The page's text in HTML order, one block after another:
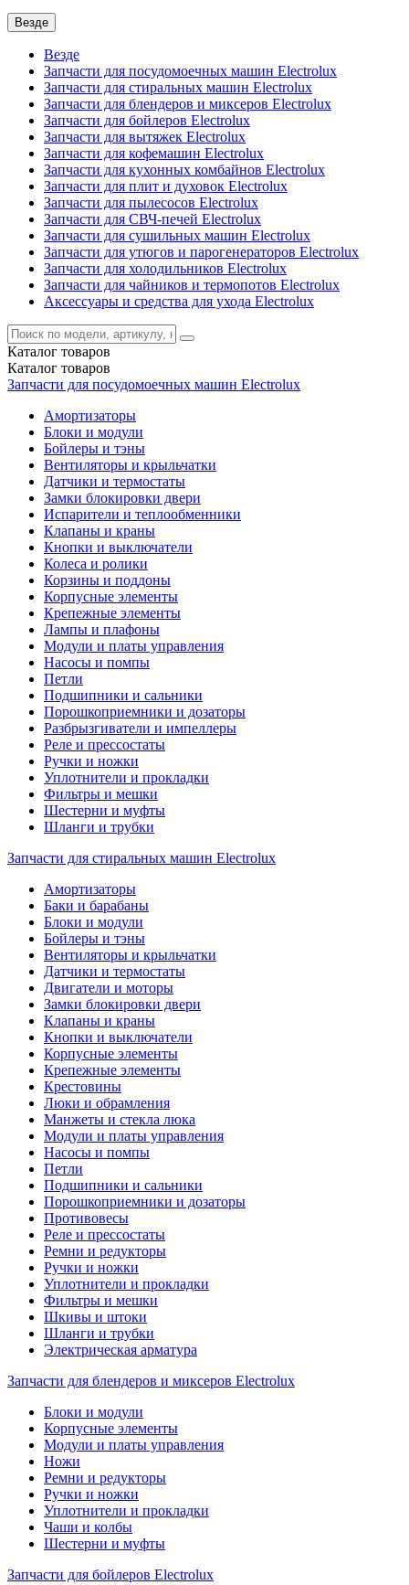
Везде
Везде
Запчасти для посудомоечных машин Electrolux
Запчасти для стиральных машин Electrolux
Запчасти для блендеров и миксеров Electrolux
Запчасти для бойлеров Electrolux
Запчасти для вытяжек Electrolux
Запчасти для кофемашин Electrolux
Запчасти для кухонных комбайнов Electrolux
Запчасти для плит и духовок Electrolux
Запчасти для пылесосов Electrolux
Запчасти для СВЧ-печей Electrolux
Запчасти для сушильных машин Electrolux
Запчасти для утюгов и парогенераторов Electrolux
Запчасти для холодильников Electrolux
Запчасти для чайников и термопотов Electrolux
Аксессуары и средства для ухода Electrolux
Каталог товаров
Каталог товаров
Запчасти для посудомоечных машин Electrolux
Амортизаторы
Блоки и модули
Бойлеры и тэны
Вентиляторы и крыльчатки
Датчики и термостаты
Замки блокировки двери
Испарители и теплообменники
Клапаны и краны
Кнопки и выключатели
Колеса и ролики
Корзины и поддоны
Корпусные элементы
Крепежные элементы
Лампы и плафоны
Модули и платы управления
Насосы и помпы
Петли
Подшипники и сальники
Порошкоприемники и дозаторы
Разбрызгиватели и импеллеры
Реле и прессостаты
Ручки и ножки
Уплотнители и прокладки
Фильтры и мешки
Шестерни и муфты
Шланги и трубки
Запчасти для стиральных машин Electrolux
Амортизаторы
Баки и барабаны
Блоки и модули
Бойлеры и тэны
Вентиляторы и крыльчатки
Датчики и термостаты
Двигатели и моторы
Замки блокировки двери
Клапаны и краны
Кнопки и выключатели
Корпусные элементы
Крепежные элементы
Крестовины
Люки и обрамления
Манжеты и стекла люка
Модули и платы управления
Насосы и помпы
Петли
Подшипники и сальники
Порошкоприемники и дозаторы
Противовесы
Реле и прессостаты
Ремни и редукторы
Ручки и ножки
Уплотнители и прокладки
Фильтры и мешки
Шкивы и штоки
Шланги и трубки
Электрическая арматура
Запчасти для блендеров и миксеров Electrolux
Блоки и модули
Корпусные элементы
Модули и платы управления
Ножи
Ремни и редукторы
Ручки и ножки
Уплотнители и прокладки
Чаши и колбы
Шестерни и муфты
Запчасти для бойлеров Electrolux